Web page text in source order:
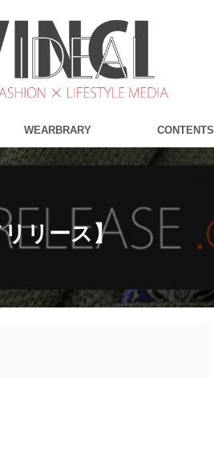
WEARBRARY CONTENTS
リース】